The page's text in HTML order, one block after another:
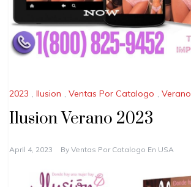
2023 , Ilusion , Ventas Por Catalogo , Verano
Ilusion Verano 2023
April 4, 2023 By Ventas Por Catalogo En USA